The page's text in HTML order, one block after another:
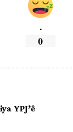
.
0
YPJ’ê